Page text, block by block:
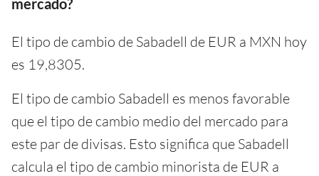
El tipo de cambio de Sabadell de EUR a MXN hoy
es 19,8305.
El tipo de cambio Sabadell es menos favorable
que el tipo de cambio medio del mercado para
este par de divisas. Esto significa que Sabadell
calcula el tipo de cambio minorista de EUR a